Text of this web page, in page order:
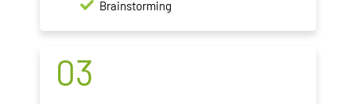
Brainstorming
03